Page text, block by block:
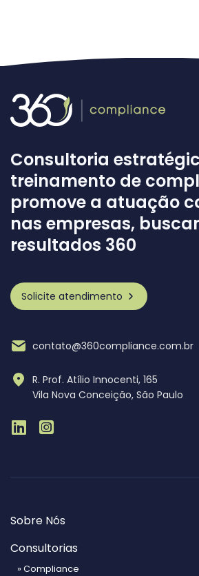
Sobre Nós
Consultorias
» Compliance
Consultoria
treinamento de
promove a atuação
nas empresas,
resultados 360
Solicite atendimento
contato@360compliance.com.br
R. Prof. Atílio Innocenti, 165
Vila Nova Conceição, São Paulo